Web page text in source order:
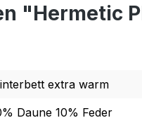
"Hermetic
extra warm
Daune 10% Feder